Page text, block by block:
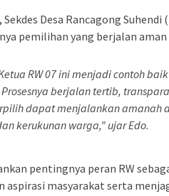
Desa Rancagong
pemilihan yang berjalan
RW 07 ini menjadi contoh
berjalan tertib,
dapat menjalankan amanah
kerukunan warga,” ujar Edo.
pentingnya peran RW
aspirasi masyarakat serta